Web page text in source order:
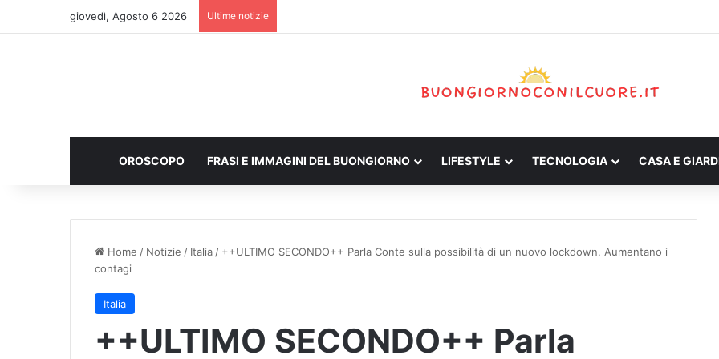
giovedì, Agosto 6 2026 Ultime notizie
OROSCOPO FRASI E IMMAGINI DEL BUONGIORNO LIFESTYLE TECNOLOGIA CASA E
Home / Notizie / Italia / ++ULTIMO SECONDO++ Parla Conte sulla possibilità di un nuovo lockdown. Aumentano i
contagi
Italia
++ULTIMO SECONDO++ Parla